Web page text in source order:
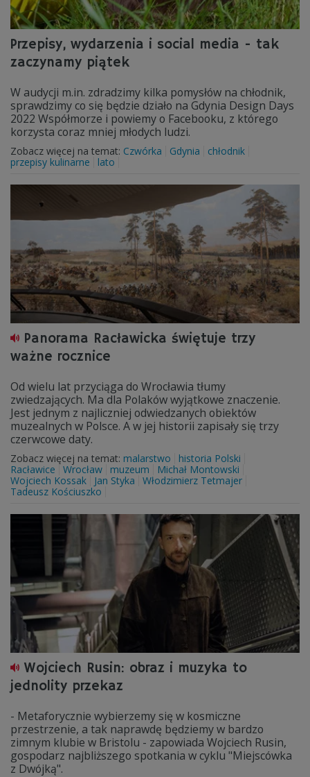
Przepisy, wydarzenia i social media - tak
zaczynamy piątek
W audycji m.in. zdradzimy kilka pomysłów na chłodnik,
sprawdzimy co się będzie działo na Gdynia Design Days
2022 Współmorze i powiemy o Facebooku, z którego
korzysta coraz mniej młodych ludzi.
Zobacz więcej na temat: Czwórka Gdynia
chłodnik
przepisy kulinarne
lato
Panorama Racławicka świętuje trzy
ważne rocznice
Od wielu lat przyciąga do Wrocławia tłumy
zwiedzających. Ma dla Polaków wyjątkowe znaczenie.
Jest jednym z najliczniej odwiedzanych obiektów
muzealnych w Polsce. A w jej historii zapisały się trzy
czerwcowe daty.
Zobacz więcej na temat: malarstwo
historia Polski
Racławice
Wrocław muzeum
Michał Montowski
Wojciech Kossak
Jan Styka
Włodzimierz Tetmajer
Tadeusz Kościuszko
Wojciech Rusin: obraz i muzyka to
jednolity przekaz
- Metaforycznie wybierzemy się w kosmiczne
przestrzenie, a tak naprawdę będziemy w bardzo
zimnym klubie w Bristolu - zapowiada Wojciech Rusin,
gospodarz najbliższego spotkania w cyklu "Miejscówka
z Dwójką".